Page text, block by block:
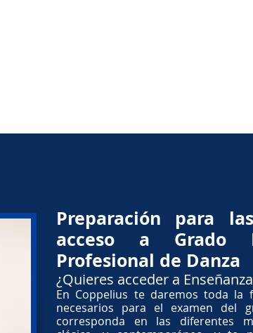
Preparación para
acceso a Grado
Profesional de Danza
¿Quieres acceder a
En Coppelius te daremos toda la
necesarios para el examen del
corresponda en las diferentes